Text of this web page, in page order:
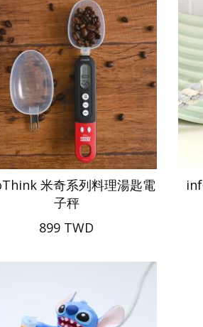
米奇系列料理湯匙電
子秤
899 TWD